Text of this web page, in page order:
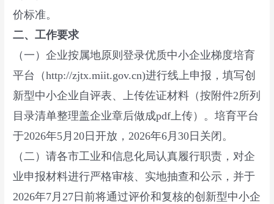
价标准。
二、工作要求
（一）企业按属地原则登录优质中小企业梯度培育
平台（http://zjtx.miit.gov.cn)进行线上申报，填写创
新型中小企业自评表、上传佐证材料（按附件2所列
目录清单整理盖企业章后做成pdf上传）。培育平台
于2026年5月20日开放，2026年6月30日关闭。
（二）请各市工业和信息化局认真履行职责，对企
业申报材料进行严格审核、实地抽查和公示，并于
2026年7月27日前将通过评价和复核的创新型中小企